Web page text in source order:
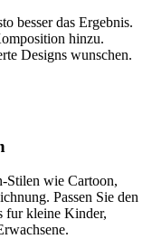
besser das Ergebnis.
hinzu.
Designs wunschen.
Stilen wie Cartoon,
Passen Sie den
fur kleine Kinder,